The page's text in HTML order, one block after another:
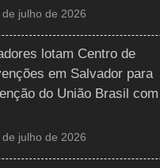
de julho de 2026
lotam Centro de
em Salvador para
do União Brasil com
de julho de 2026